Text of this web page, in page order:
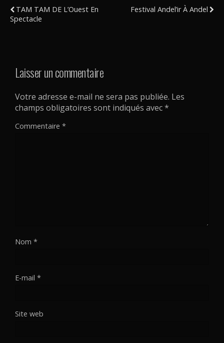
TAM TAM DE L’Ouest En
Spectacle
Festival Andel’ir À Andel
Laisser un commentaire
Votre adresse e-mail ne sera pas publiée. Les
champs obligatoires sont indiqués avec*
Commentaire *
Nom *
E-mail *
Site web